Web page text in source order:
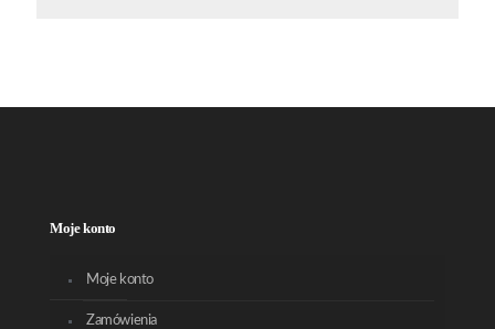
Moje konto
Moje konto
Zamówienia